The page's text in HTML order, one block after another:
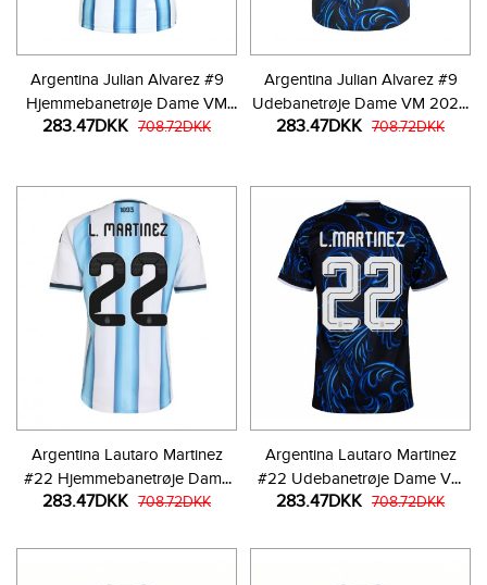
Argentina Julian Alvarez #9
Hjemmebanetrøje Dame VM
2026 Kortærmet
283.47DKK 708.72DKK
Argentina Julian Alvarez #9
Udebanetrøje Dame VM 2026
Kortærmet
283.47DKK 708.72DKK
Argentina Lautaro Martinez
#22 Hjemmebanetrøje Dame
VM 2026 Kortærmet
283.47DKK 708.72DKK
Argentina Lautaro Martinez
#22 Udebanetrøje Dame VM
2026 Kortærmet
283.47DKK 708.72DKK